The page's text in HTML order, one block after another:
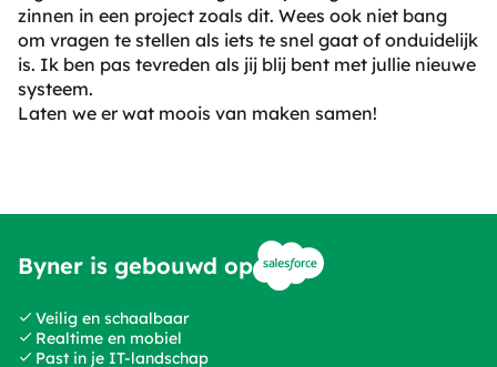
zinnen in een project zoals dit. Wees ook niet bang
om vragen te stellen als iets te snel gaat of onduidelijk
is. Ik ben pas tevreden als jij blij bent met jullie nieuwe
systeem.
Laten we er wat moois van maken samen!
Byner is gebouwd op
Veilig en schaalbaar
Realtime en mobiel
Past in je IT-landschap